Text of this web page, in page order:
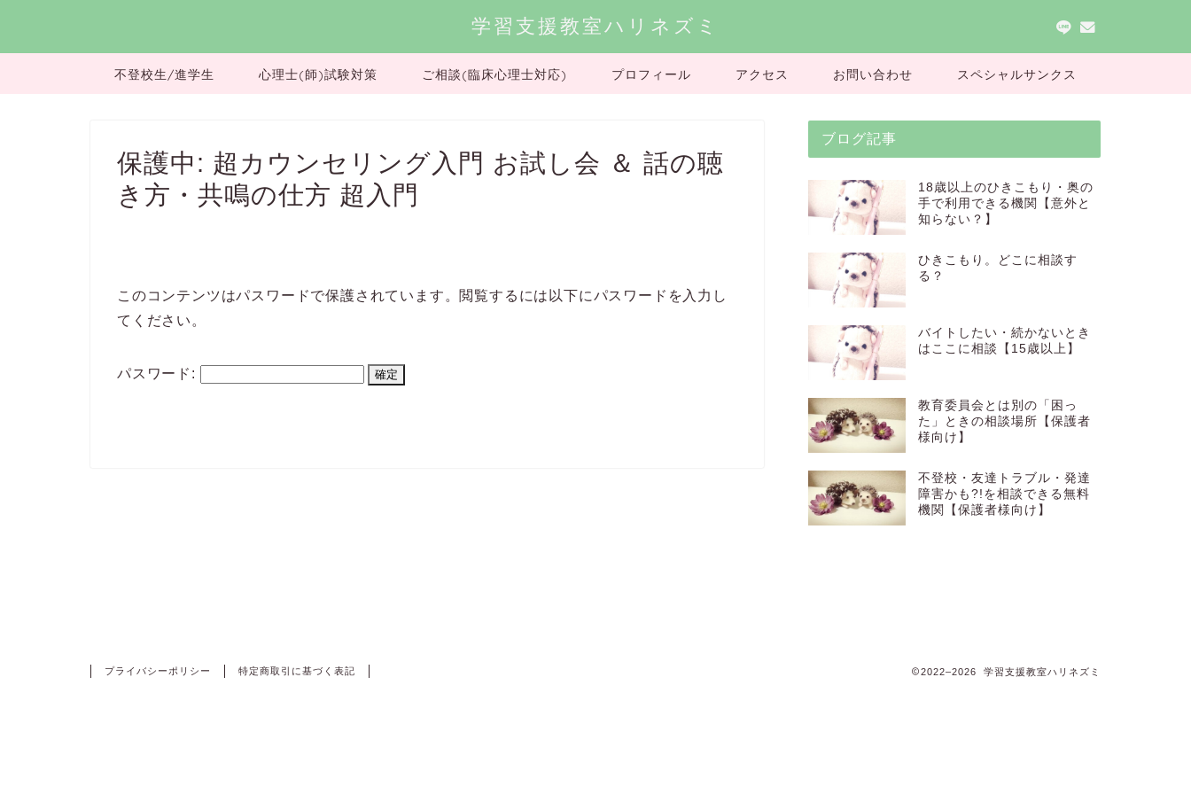
学習支援教室ハリネズミ
不登校生/進学生 心理士(師)試験対策 ご相談(臨床心理士対応) プロフィール アクセス お問い合わせ スペシャルサンクス
保護中: 超カウンセリング入門 お試し会 ＆ 話の聴
き方・共鳴の仕方 超入門
このコンテンツはパスワードで保護されています。閲覧するには以下にパスワードを入力し
てください。
パスワード:
ブログ記事
18歳以上のひきこもり・奥の
手で利用できる機関【意外と
知らない？】
ひきこもり。どこに相談す
る？
バイトしたい・続かないとき
はここに相談【15歳以上】
教育委員会とは別の「困っ
た」ときの相談場所【保護者
様向け】
不登校・友達トラブル・発達
障害かも?!を相談できる無料
機関【保護者様向け】
プライバシーポリシー 特定商取引に基づく表記 2022–2026 学習支援教室ハリネズミ